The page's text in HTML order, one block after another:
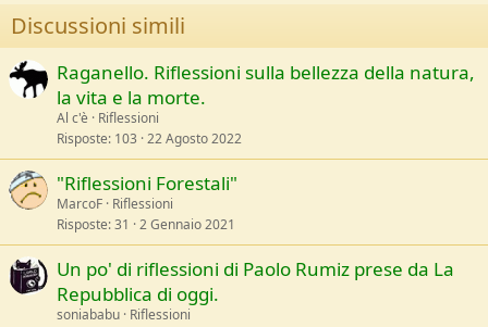
Discussioni simili
Raganello. Riflessioni sulla bellezza della natura,
la vita e la morte.
Al c'è
Riflessioni
Risposte 103 22 Agosto 2022
"Riflessioni Forestali"
MarcoF Riflessioni
Risposte 31 2 Gennaio 2021
Un po' di riflessioni di Paolo Rumiz prese da La
Repubblica di oggi.
soniababu Riflessioni